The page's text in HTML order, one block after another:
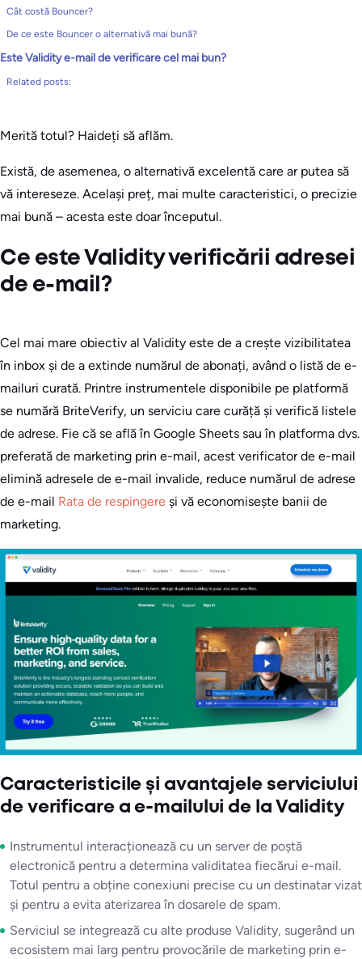
Cât costă Bouncer?
De ce este Bouncer o alternativă mai bună?
Este Validity e-mail de verificare cel mai bun?
Related posts:
Merită totul? Haideți să aflăm.
Există, de asemenea, o alternativă excelentă care ar putea să
vă intereseze. Același preț, mai multe caracteristici, o precizie
mai bună – acesta este doar începutul.
Ce este Validity verificării adresei
de e-mail?
Cel mai mare obiectiv al Validity este de a crește vizibilitatea
în inbox și de a extinde numărul de abonați, având o listă de e-
mailuri curată. Printre instrumentele disponibile pe platformă
se numără BriteVerify, un serviciu care curăță și verifică listele
de adrese. Fie că se află în Google Sheets sau în platforma dvs.
preferată de marketing prin e-mail, acest verificator de e-mail
elimină adresele de e-mail invalide, reduce numărul de adrese
de e-mail Rata de respingere și vă economisește banii de
marketing.
Caracteristicile și avantajele serviciului
de verificare a e-mailului de la Validity
Instrumentul interacționează cu un server de poștă
electronică pentru a determina validitatea fiecărui e-mail.
Totul pentru a obține conexiuni precise cu un destinatar vizat
și pentru a evita aterizarea în dosarele de spam.
Serviciul se integrează cu alte produse Validity, sugerând un
ecosistem mai larg pentru provocările de marketing prin e-